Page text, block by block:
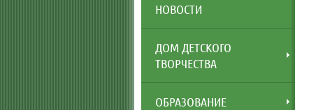
НОВОСТИ
ДОМ ДЕТСКОГО
ТВОРЧЕСТВА
ОБРАЗОВАНИЕ